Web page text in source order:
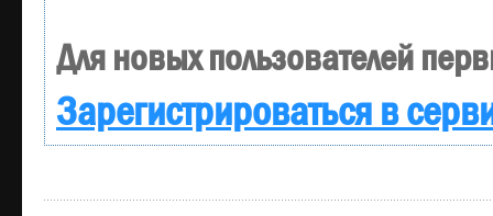
Для новых пользователей
Зарегистрироваться в